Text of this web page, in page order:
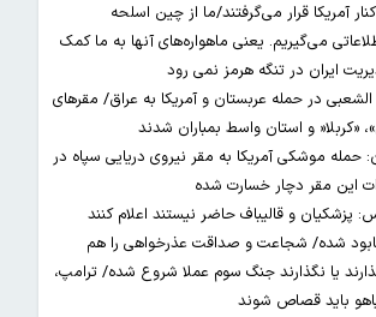
آمریکا قرار می‌گرفتند/ما از چین اسلحه
می‌گیریم. یعنی ماهواره‌های آنها به ما کمک
ایران در تنگه هرمز نمی رود
حشد الشعبی در حمله عربستان و آمریکا به عراق/ مقرهای
«کربلا« و استان واسط بمباران شدند
حمله موشکی آمریکا به مقر نیروی دریایی سپاه در
این مقر دچار خسارت شده
پزشکیان و قالیباف حاضر نیستند اعلام کنند
نابود شده/ شجاعت و صداقت عذرخواهی را هم
یا نگذارند جنگ سوم عملا شروع شده/ ترامپ،
باید قصاص شوند